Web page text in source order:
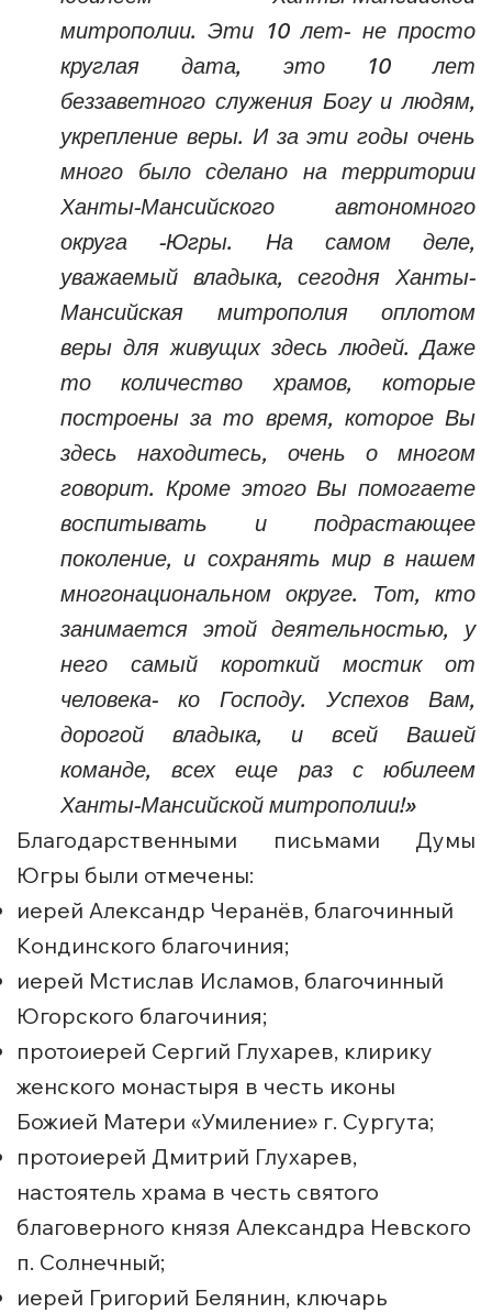
митрополии. Эти 10 лет- не просто
круглая дата, это 10 лет
беззаветного служения Богу и людям,
укрепление веры. И за эти годы очень
много было сделано на территории
Ханты-Мансийского автономного
округа -Югры. На самом деле,
уважаемый владыка, сегодня Ханты-
Мансийская митрополия оплотом
веры для живущих здесь людей. Даже
то количество храмов, которые
построены за то время, которое Вы
здесь находитесь, очень о многом
говорит. Кроме этого Вы помогаете
воспитывать и подрастающее
поколение, и сохранять мир в нашем
многонациональном округе. Тот, кто
занимается этой деятельностью, у
него самый короткий мостик от
человека- ко Господу. Успехов Вам,
дорогой владыка, и всей Вашей
команде, всех еще раз с юбилеем
Ханты-Мансийской митрополии!»
Благодарственными письмами Думы
Югры были отмечены:
иерей Александр Черанёв, благочинный
Кондинского благочиния;
иерей Мстислав Исламов, благочинный
Югорского благочиния;
протоиерей Сергий Глухарев, клирику
женского монастыря в честь иконы
Божией Матери «Умиление» г. Сургута;
протоиерей Дмитрий Глухарев,
настоятель храма в честь святого
благоверного князя Александра Невского
п. Солнечный;
иерей Григорий Белянин, ключарь